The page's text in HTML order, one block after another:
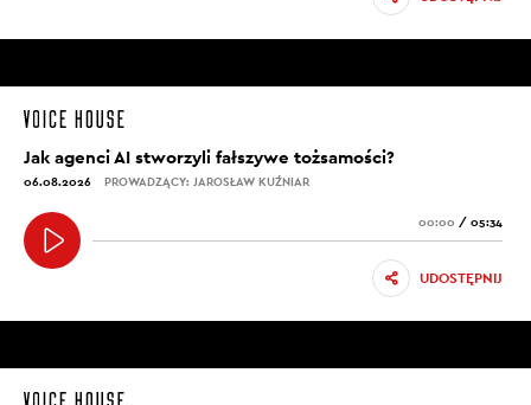
Jak agenci AI stworzyli fałszywe tożsamości?
06.08.2026 PROWADZĄCY: JAROSŁAW KUŹNIAR
00:00 / 05:34
UDOSTĘPNIJ